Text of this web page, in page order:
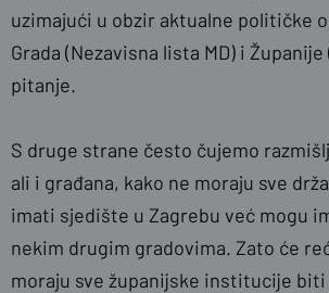
uzimajući u obzir aktualne političke
Grada (Nezavisna lista MD) i Županije
pitanje.
S druge strane često čujemo
ali i građana, kako ne moraju sve
imati sjedište u Zagrebu već mogu
nekim drugim gradovima. Zato će
moraju sve županijske institucije biti